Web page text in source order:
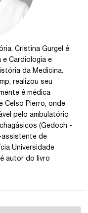
Cristina Gurgel é
e Cardiologia e
da Medicina.
realizou seu
é médica
Celso Pierro, onde
pelo ambulatório
(Gedoch -
assistente de
Universidade
autor do livro